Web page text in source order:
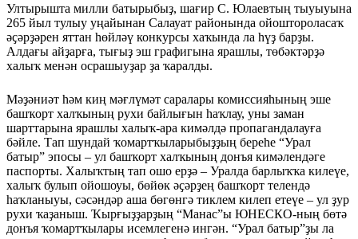
Ултырышта милли баты­ры­быҙ, шағир С. Юлаевтың тыуыуына
265 йыл тулыу уңайынан Салауат районында ойошторо­ласаҡ
әҫәрҙәрен яттан һөйләү кон­курсы хаҡында ла һүҙ барҙы.
Алдағы айҙарға, тығыҙ эш графи­гына ярашлы, төбәктәрҙә
халыҡ менән осрашыуҙар ҙа ҡаралды.
Мәҙәниәт һәм киң мәғлүмәт са­ралары комиссияһының эше
башҡорт халҡының рухи байлы­ғын һаҡлау, уны заман
шарттарына ярашлы халыҡ-ара кимәл­дә пропагандалауға
бәйле. Тап шундай ҡомартҡыларыбыҙҙың береһе “Урал
батыр” эпосы – ул башҡорт халҡының донъя ки­мәлендәге
паспорты. Халыҡтың тап ошо ерҙә – Уралда барлыҡҡа килеүе,
халыҡ булып ойошоуы, бөйөк әҫәрҙең башҡорт телендә
һаҡланыуы, сәсәндәр аша бө­гөнгә тиклем килеп етеүе – ул ҙур
рухи ҡаҙаныш. Ҡырғыҙҙар­ҙың “Манас”ы ЮНЕСКО-ның бөтә
донъя ҡомартҡылары исем­легенә ингән. “Урал батыр”ҙы ла